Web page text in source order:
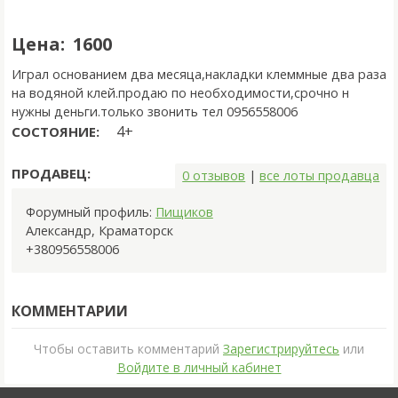
Цена: 1600
Играл основанием два месяца,накладки клеммные два раза
на водяной клей.продаю по необходимости,срочно н
нужны деньги.только звонить тел 0956558006
СОСТОЯНИЕ: 4+
ПРОДАВЕЦ: 0 отзывов |все лоты продавца
Форумный профиль: Пищиков
Александр, Краматорск
+380956558006
КОММЕНТАРИИ
Чтобы оставить комментарий Зарегистрируйтесь или
Войдите в личный кабинет